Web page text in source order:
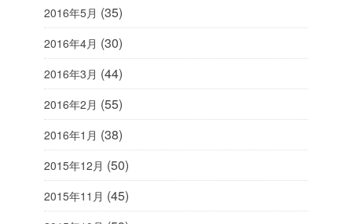
2016年5月 (35)
2016年4月 (30)
2016年3月 (44)
2016年2月 (55)
2016年1月 (38)
2015年12月 (50)
2015年11月 (45)